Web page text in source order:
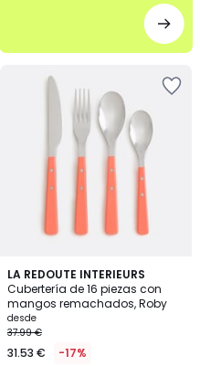
LA REDOUTE INTERIEURS
Cubertería de 16 piezas con
mangos remachados, Roby
desde
37.99 €
31.53 € -17%
5
/
5
3
Colores